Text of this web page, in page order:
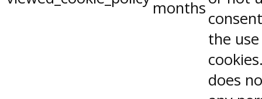
months
the
does